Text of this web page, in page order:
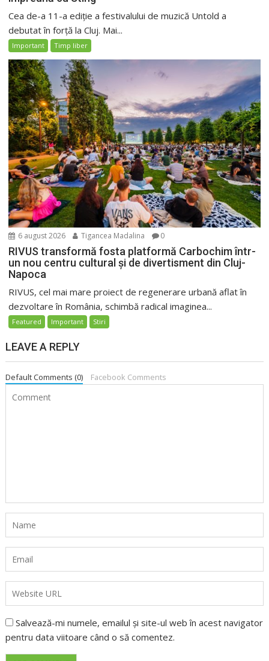
Cea de-a 11-a ediție a festivalului de muzică Untold a
debutat în forță la Cluj. Mai...
Important Timp liber
6 august 2026 Tigancea Madalina 0
RIVUS transformă fosta platformă Carbochim într-
un nou centru cultural și de divertisment din Cluj-
Napoca
RIVUS, cel mai mare proiect de regenerare urbană aflat în
dezvoltare în România, schimbă radical imaginea...
Featured Important Stiri
LEAVE A REPLY
Default Comments (0) Facebook Comments
Salvează-mi numele, emailul și site-ul web în acest navigator
pentru data viitoare când o să comentez.